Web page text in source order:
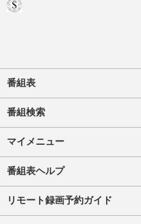
番組表
番組検索
マイメニュー
番組表ヘルプ
リモート録画予約ガイド